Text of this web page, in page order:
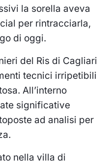
la sorella aveva
per rintracciarla,
di oggi.
del Ris di Cagliari
tecnici irripetibili
All’interno
significative
ad analisi per
nella villa di